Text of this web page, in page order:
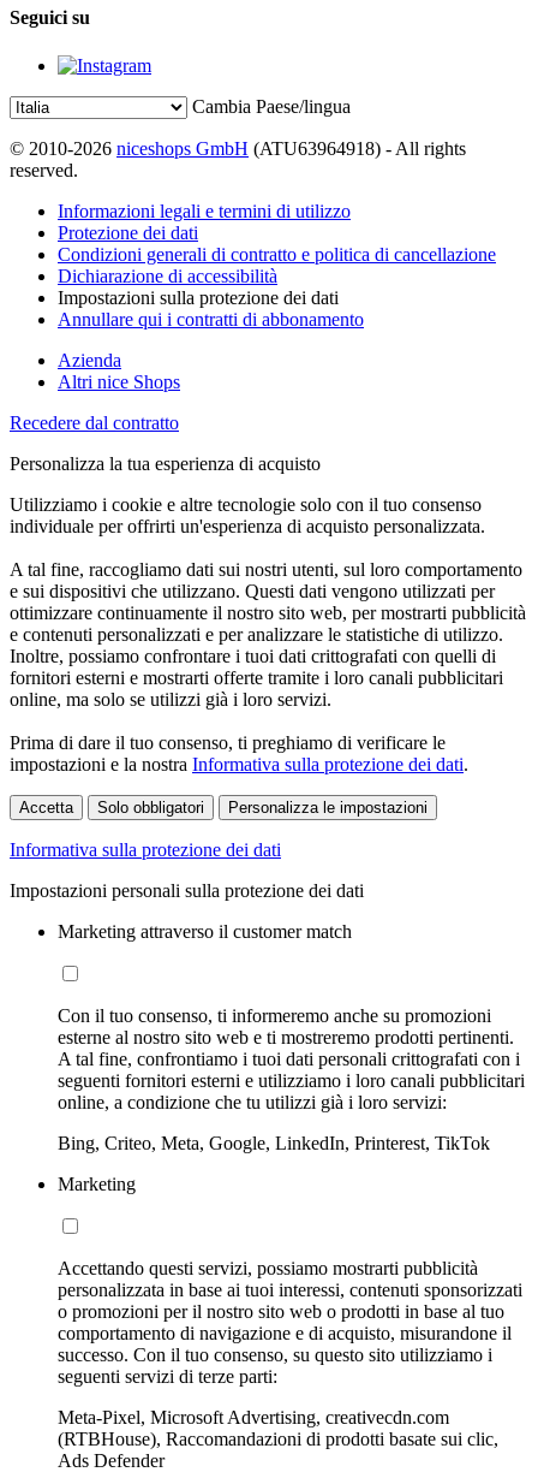
Seguici su
Cambia Paese/lingua
© 2010-2026 niceshops GmbH (ATU63964918) - All rights
reserved.
Informazioni legali e termini di utilizzo
Protezione dei dati
Condizioni generali di contratto e politica di cancellazione
Dichiarazione di accessibilità
Impostazioni sulla protezione dei dati
Annullare qui i contratti di abbonamento
Azienda
Altri nice Shops
Recedere dal contratto
Personalizza la tua esperienza di acquisto
Utilizziamo i cookie e altre tecnologie solo con il tuo consenso
individuale per offrirti un'esperienza di acquisto personalizzata.
A tal fine, raccogliamo dati sui nostri utenti, sul loro comportamento
e sui dispositivi che utilizzano. Questi dati vengono utilizzati per
ottimizzare continuamente il nostro sito web, per mostrarti pubblicità
e contenuti personalizzati e per analizzare le statistiche di utilizzo.
Inoltre, possiamo confrontare i tuoi dati crittografati con quelli di
fornitori esterni e mostrarti offerte tramite i loro canali pubblicitari
online, ma solo se utilizzi già i loro servizi.
Prima di dare il tuo consenso, ti preghiamo di verificare le
impostazioni e la nostra Informativa sulla protezione dei dati.
Accetta Solo obbligatori Personalizza le impostazioni
Informativa sulla protezione dei dati
Impostazioni personali sulla protezione dei dati
Marketing attraverso il customer match
Con il tuo consenso, ti informeremo anche su promozioni
esterne al nostro sito web e ti mostreremo prodotti pertinenti.
A tal fine, confrontiamo i tuoi dati personali crittografati con i
seguenti fornitori esterni e utilizziamo i loro canali pubblicitari
online, a condizione che tu utilizzi già i loro servizi:
Bing, Criteo, Meta, Google, LinkedIn, Printerest, TikTok
Marketing
Accettando questi servizi, possiamo mostrarti pubblicità
personalizzata in base ai tuoi interessi, contenuti sponsorizzati
o promozioni per il nostro sito web o prodotti in base al tuo
comportamento di navigazione e di acquisto, misurandone il
successo. Con il tuo consenso, su questo sito utilizziamo i
seguenti servizi di terze parti:
Meta-Pixel, Microsoft Advertising, creativecdn.com
(RTBHouse), Raccomandazioni di prodotti basate sui clic,
Ads Defender